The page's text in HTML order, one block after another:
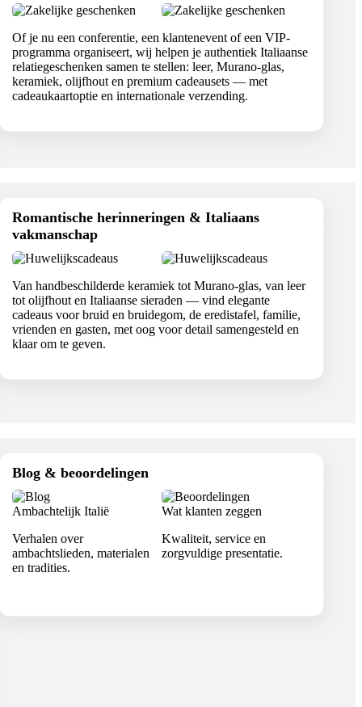
Of je nu een conferentie, een klantenevent of een VIP-
programma organiseert, wij helpen je authentiek Italiaanse
relatiegeschenken samen te stellen: leer, Murano-glas,
keramiek, olijfhout en premium cadeausets — met
cadeaukaartoptie en internationale verzending.
Romantische herinneringen & Italiaans
vakmanschap
Van handbeschilderde keramiek tot Murano-glas, van leer
tot olijfhout en Italiaanse sieraden — vind elegante
cadeaus voor bruid en bruidegom, de eredistafel, familie,
vrienden en gasten, met oog voor detail samengesteld en
klaar om te geven.
Blog & beoordelingen
Ambachtelijk Italië
Verhalen over
ambachtslieden, materialen
en tradities.
Wat klanten zeggen
Kwaliteit, service en
zorgvuldige presentatie.